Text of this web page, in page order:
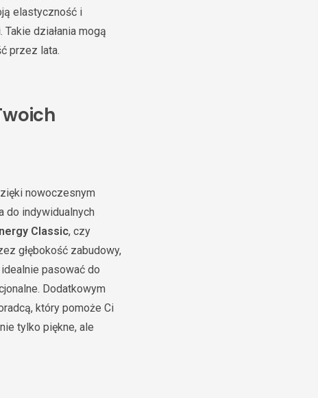
elastyczność i
działania mogą
przez lata.
nowoczesnym
do indywidualnych
Classic, czy
głębokość zabudowy,
pasować do
Dodatkowym
który pomoże Ci
tylko piękne, ale